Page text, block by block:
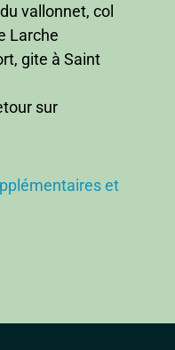
vallonnet, col
Larche
gite à Saint
sur
et